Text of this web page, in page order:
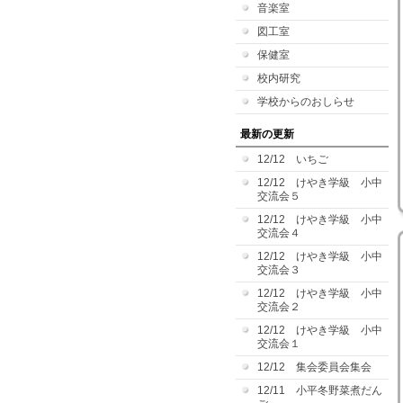
音楽室
図工室
保健室
校内研究
学校からのおしらせ
最新の更新
12/12 いちご
12/12 けやき学級 小中
交流会５
12/12 けやき学級 小中
交流会４
12/12 けやき学級 小中
交流会３
12/12 けやき学級 小中
交流会２
12/12 けやき学級 小中
交流会１
12/12 集会委員会集会
12/11 小平冬野菜煮だん